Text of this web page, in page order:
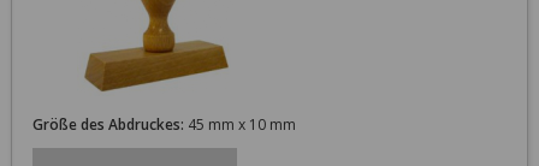
Größe des Abdruckes: 45 mm x 10 mm